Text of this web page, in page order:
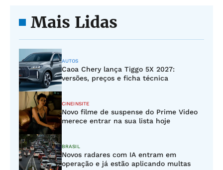
Mais Lidas
AUTOS
Caoa Chery lança Tiggo 5X 2027:
versões, preços e ficha técnica
CINEINSITE
Novo filme de suspense do Prime Video
merece entrar na sua lista hoje
BRASIL
Novos radares com IA entram em
operação e já estão aplicando multas